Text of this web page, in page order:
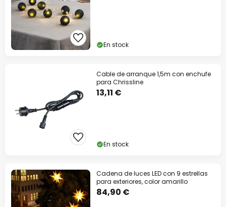
En stock
Cable de arranque 1,5m con enchufe
para Chrissline
13,11 €
En stock
Cadena de luces LED con 9 estrellas
para exteriores, color amarillo
84,90 €